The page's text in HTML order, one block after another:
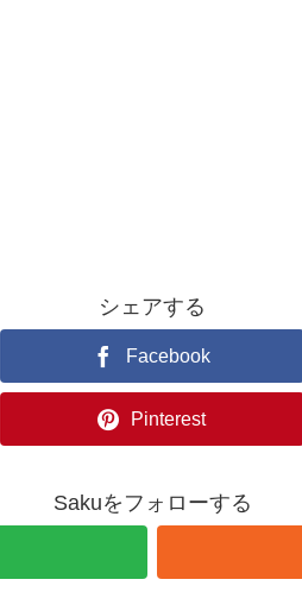
シェアする
Facebook
Pinterest
Sakuをフォローする